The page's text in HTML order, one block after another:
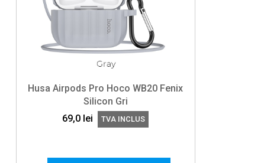
Husa Airpods Pro Hoco WB20 Fenix
Silicon Gri
69,0 lei TVA INCLUS